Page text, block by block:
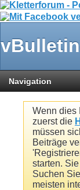
Navigation
Wenn dies
zuerst die
müssen
Beiträge
starten.
Suchen
meisten